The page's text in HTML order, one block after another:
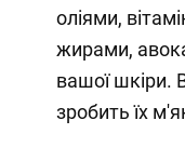
оліями,
жирами,
вашої шкіри.
зробить їх